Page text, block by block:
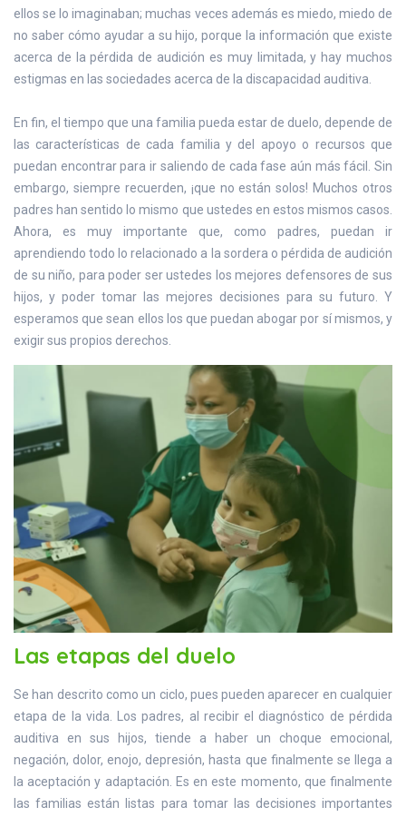
ellos se lo imaginaban; muchas veces además es miedo, miedo de
no saber cómo ayudar a su hijo, porque la información que existe
acerca de la pérdida de audición es muy limitada, y hay muchos
estigmas en las sociedades acerca de la discapacidad auditiva.
En fin, el tiempo que una familia pueda estar de duelo, depende de
las características de cada familia y del apoyo o recursos que
puedan encontrar para ir saliendo de cada fase aún más fácil. Sin
embargo, siempre recuerden, ¡que no están solos! Muchos otros
padres han sentido lo mismo que ustedes en estos mismos casos.
Ahora, es muy importante que, como padres, puedan ir
aprendiendo todo lo relacionado a la sordera o pérdida de audición
de su niño, para poder ser ustedes los mejores defensores de sus
hijos, y poder tomar las mejores decisiones para su futuro. Y
esperamos que sean ellos los que puedan abogar por sí mismos, y
exigir sus propios derechos.
Las etapas del duelo
Se han descrito como un ciclo, pues pueden aparecer en cualquier
etapa de la vida. Los padres, al recibir el diagnóstico de pérdida
auditiva en sus hijos, tiende a haber un choque emocional,
negación, dolor, enojo, depresión, hasta que finalmente se llega a
la aceptación y adaptación. Es en este momento, que finalmente
las familias están listas para tomar las decisiones importantes